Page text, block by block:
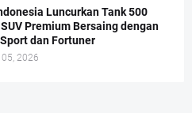
Luncurkan Tank 500
Premium Bersaing dengan
dan Fortuner
05, 2026